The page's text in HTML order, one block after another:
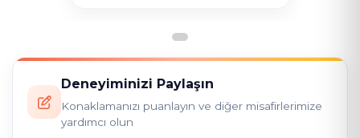
Deneyiminizi Paylaşın
Konaklamanızı puanlayın ve diğer misafirlerimize
yardımcı olun